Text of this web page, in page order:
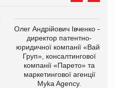
Олег Андрійович Івченко —
директор патентно-
юридичної компанії «Вайз
Груп», консалтингової
компанії «Парето» та
маркетингової агенції
Myka Agency.